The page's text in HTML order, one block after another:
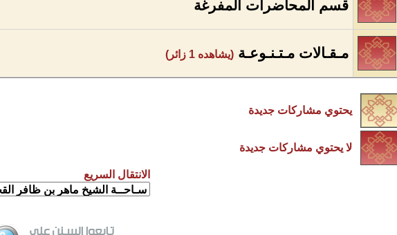
قسم المحاضرات المفرغة
مـقـالات مـتـنـوعـة (يشاهده 1 زائر)
يحتوي مشاركات جديدة
لا يحتوي مشاركات جديدة
الانتقال السريع